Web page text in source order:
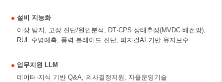
설비 지능화
이상 탐지, 고장 진단/원인분석, DT·CPS 상태추정(MVDC 배전망),
RUL 수명예측, 풍력 블레이드 진단, 피지컬AI 기반 유지보수
업무지원 LLM
데이터·지식 기반 Q&A, 의사결정지원, 자율운영기술